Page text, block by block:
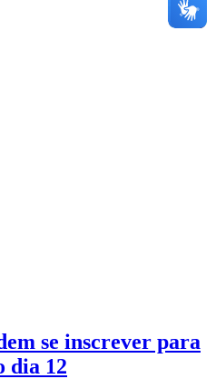
se inscrever para
dia 12